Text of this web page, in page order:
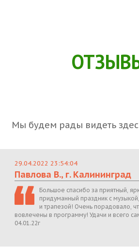
Мы будем рады видеть
29.04.2022 23:54:04
Павлова В., г. Калининград
Большое спасибо за приятный,
придуманный праздник с
и трапезой! Очень порадовало,
вовлечены в программу! Удачи и всего
04.01.22г